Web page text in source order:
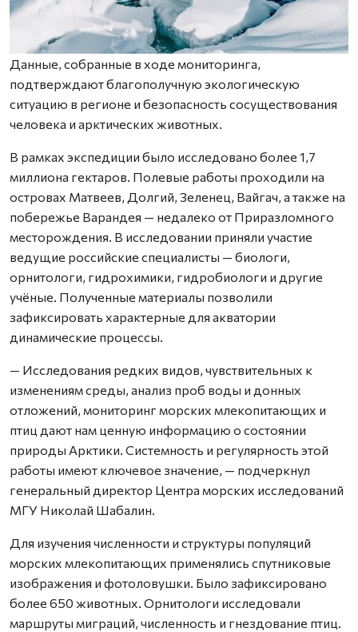
Данные, собранные в ходе мониторинга,
подтверждают благополучную экологическую
ситуацию в регионе и безопасность сосуществования
человека и арктических животных.
В рамках экспедиции было исследовано более 1,7
миллиона гектаров. Полевые работы проходили на
островах Матвеев, Долгий, Зеленец, Вайгач, а также на
побережье Варандея — недалеко от Приразломного
месторождения. В исследовании приняли участие
ведущие российские специалисты — биологи,
орнитологи, гидрохимики, гидробиологи и другие
учёные. Полученные материалы позволили
зафиксировать характерные для акватории
динамические процессы.
— Исследования редких видов, чувствительных к
изменениям среды, анализ проб воды и донных
отложений, мониторинг морских млекопитающих и
птиц дают нам ценную информацию о состоянии
природы Арктики. Системность и регулярность этой
работы имеют ключевое значение, — подчеркнул
генеральный директор Центра морских исследований
МГУ Николай Шабалин.
Для изучения численности и структуры популяций
морских млекопитающих применялись спутниковые
изображения и фотоловушки. Было зафиксировано
более 650 животных. Орнитологи исследовали
маршруты миграций, численность и гнездование птиц.